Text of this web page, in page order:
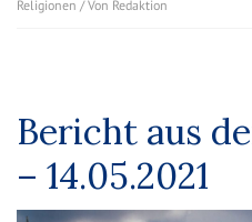
Religionen / Von Redaktion
Bericht aus
– 14.05.2021